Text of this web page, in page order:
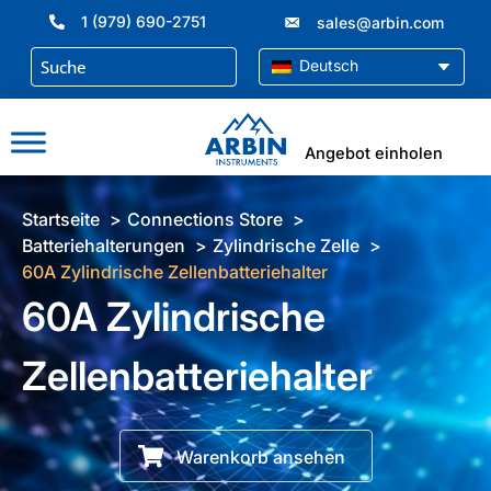
springen
1 (979) 690-2751 sales@arbin.com
Deutsch
Angebot einholen
Startseite
Connections Store
Batteriehalterungen
Zylindrische Zelle
60A Zylindrische Zellenbatteriehalter
60A Zylindrische
Zellenbatteriehalter
Warenkorb ansehen